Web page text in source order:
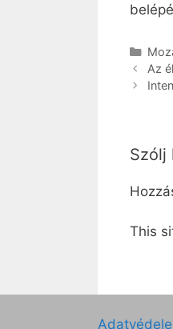
Az
Szólj
This